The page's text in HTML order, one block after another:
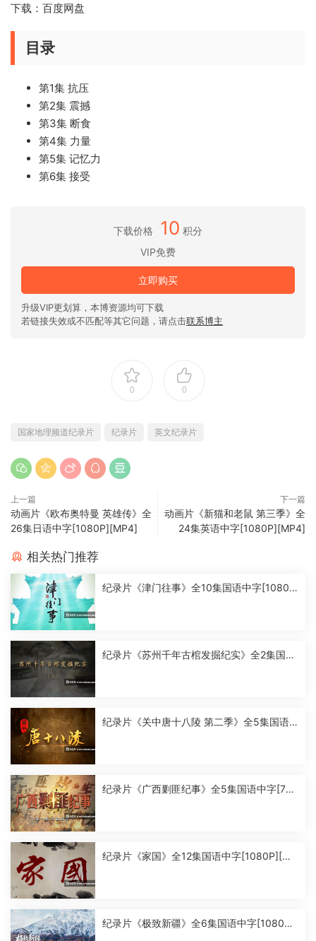
下载：百度网盘
目录
第1集 抗压
第2集 震撼
第3集 断食
第4集 力量
第5集 记忆力
第6集 接受
下载价格 10 积分
VIP免费
立即购买
升级VIP更划算，本博资源均可下载
若链接失效或不匹配等其它问题，请点击联系博主
0 0
国家地理频道纪录片 纪录片 英文纪录片
上一篇
动画片《欧布奥特曼 英雄传》全
26集日语中字[1080P][MP4]
下一篇
动画片《新猫和老鼠 第三季》全
24集英语中字[1080P][MP4]
相关热门推荐
纪录片《津门往事》全10集国语中字[1080
纪录片《苏州千年古棺发掘纪实》全2集国语
纪录片《关中唐十八陵 第二季》全5集国语
纪录片《广西剿匪纪事》全5集国语中字[720
纪录片《家国》全12集国语中字[1080P][MP
纪录片《极致新疆》全6集国语中字[1080P]